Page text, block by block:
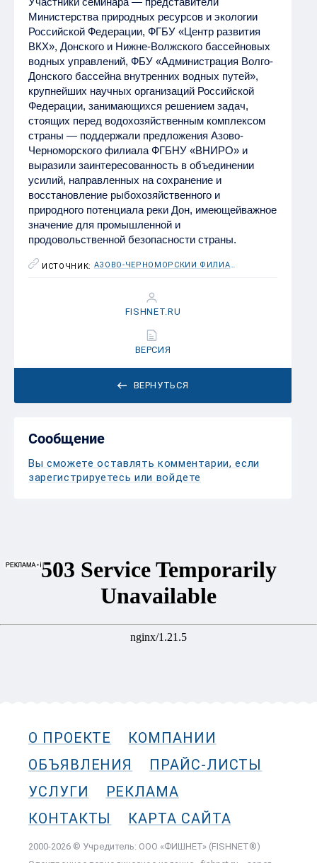
Министерства природных ресурсов и экологии
Российской Федерации, ФГБУ «Центр развития
ВКХ», Донского и Нижне-Волжского бассейновых
водных управлений, ФБУ «Администрация Волго-
Донского бассейна внутренних водных путей»,
крупнейших научных организаций Российской
Федерации, занимающихся решением задач,
стоящих перед водохозяйственным комплексом
страны — поддержали предложения Азово-
Черноморского филиала ФГБНУ «ВНИРО» и
выразили заинтересованность в объединении
усилий, направленных на сохранение и
восстановление рыбохозяйственного и
природного потенциала реки Дон, имеющейважное
значение для промышленной и
продовольственной безопасности страны.
ИСТОЧНИК: АЗОВО-ЧЕРНОМОРСКИЙ ФИЛИАЛ ФГБНУ «ВНИРО» («АЗНИИРХ»)
ВЕРНУТЬСЯ
FISHNET.RU
ВЕРСИЯ
Сообщение
Вы сможете оставлять комментарии, если
зарегистрируетесь или войдете
О ПРОЕКТЕ
КОМПАНИИ
ОБЪЯВЛЕНИЯ
ПРАЙС-ЛИСТЫ
УСЛУГИ
РЕКЛАМА
КОНТАКТЫ
КАРТА САЙТА
2000-2026 © Учредитель: ООО «ФИШНЕТ» (FISHNET®)